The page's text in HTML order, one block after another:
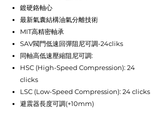
鍍硬鉻軸心
最新氣囊結構油氣分離技術
MIT高精密軸承
SAV閥門低速回彈阻尼可調-24cliks
同軸高低速壓縮阻尼可調:
HSC (High-Speed Compression): 24
clicks
LSC (Low-Speed Compression): 24 clicks
避震器長度可調(+10mm)